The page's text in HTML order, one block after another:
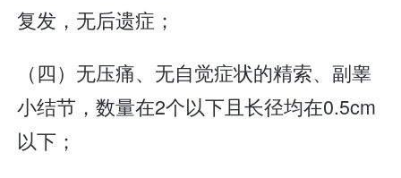
复发，无后遗症；
（四）无压痛、无自觉症状的精索、副睾
小结节，数量在2个以下且长径均在0.5cm
以下；